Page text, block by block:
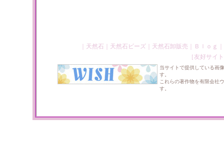
天然石 天然石ビーズ｜ 天然石卸販売 Ｂｌｏｇ
［友好サイ
当サイトで提供している画
す。
これらの著作物を有限会社
す。